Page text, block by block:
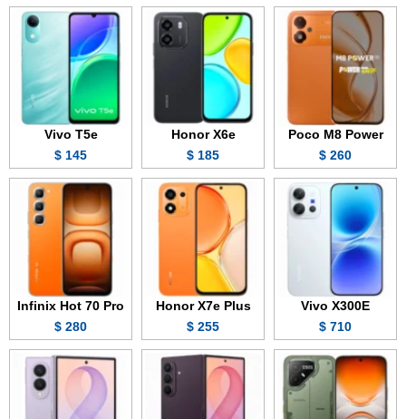
Poco M8 Power
260 $
Honor X6e
185 $
Vivo T5e
145 $
Vivo X300E
710 $
Honor X7e Plus
255 $
Infinix Hot 70 Pro
280 $